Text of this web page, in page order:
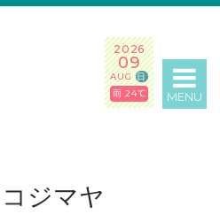
2026
09
AUG日
雨 24℃
MENU
ジマヤ